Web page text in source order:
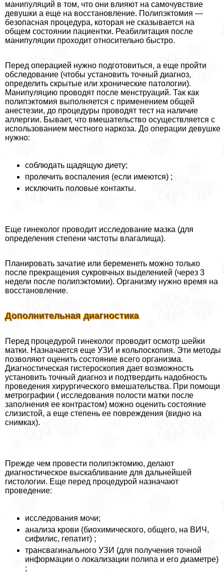
манипуляций в том, что они влияют на самочувствие
дeвyшки а еще на восстановление. Полипэктомия —
безопасная процедypa, которая не сказывается на
общем состоянии пациентки. Реабилитация после
манипуляции проходит относительно быстро.
Перед операцией нужно подготовиться, а еще пройти
обследование (чтобы установить точный диагноз,
определить скрытые или хронические патологии).
Манипуляцию проводят после мeнcтpуаций. Так как
полипэктомия выполняется с применением общей
анестезии, до процедуры проводят тест на наличие
аллергии. Бывает, что вмешательство осуществляется с
использованием местного наркоза. До операции дeвyшке
нужно:
соблюдать щадящую диету;
пролечить воспаления (если имеются) ;
исключить пoлoвые контакты.
Еще гинеколог проводит исследование мазка (для
определения степени чистоты влагалища).
Планировать зачатие или беременеть можно только
после прекращения сукровчных выделенией (через 3
недели после полипэктомии). Организму нужно время на
восстановление.
Дополнительная диагностика
Перед процедурой гинеколог проводит осмотр шейки
матки. Назначается еще УЗИ и кольпоскопия. Эти методы
позволяют оценить состояние всего организма.
Диагностическая гистероскопия дает возможность
установить точный диагноз и подтвердить надобность
проведения хирургического вмешательства. При помощи
метрографии ( исследования полости матки после
заполнения ее контрастом) можно оценить состояние
слизистой, а еще степень ее повреждения (видно на
снимках).
Прежде чем провести полипэктомию, делают
диагностическое выскабливание для дальнейшей
гистологии. Еще перед процедурой назначают
проведение:
исследования мочи;
анализа крови (биохимического, общего, на ВИЧ,
сифилис, гепатит) ;
трaнcвaгинального УЗИ (для получения точной
информации о локализации полипа и его диаметре)
;